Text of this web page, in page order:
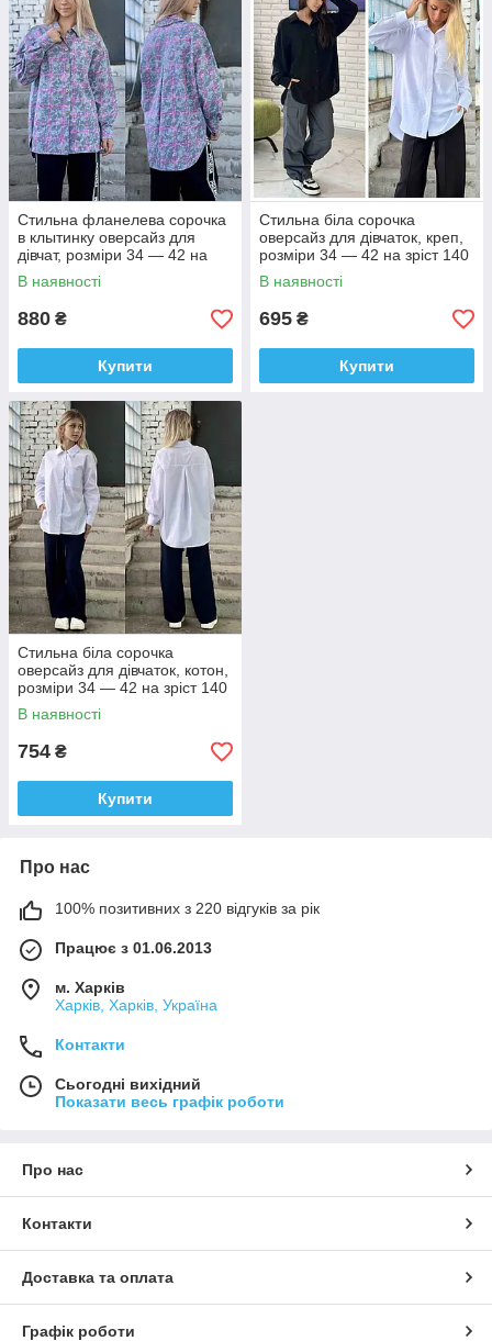
Стильна фланелева сорочка
в клытинку оверсайз для
дівчат, розміри 34 — 42 на
зріст 134 — 160 + відеообзор!
В наявності
880 ₴
Купити
Стильна біла сорочка
оверсайз для дівчаток, креп,
розміри 34 — 42 на зріст 140
— 160 + Відеоогляд!
В наявності
695 ₴
Купити
Стильна біла сорочка
оверсайз для дівчаток, котон,
розміри 34 — 42 на зріст 140
— 160 + Відеообзор!
В наявності
754 ₴
Купити
Про нас
100% позитивних з 220 відгуків за рік
Працює з 01.06.2013
м. Харків
Харків, Харків, Україна
Контакти
Сьогодні вихідний
Показати весь графік роботи
Про нас
Контакти
Доставка та оплата
Графік роботи